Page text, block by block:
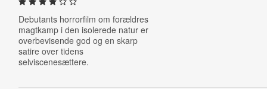
Debutants horrorfilm om forældres
magtkamp i den isolerede natur er
overbevisende god og en skarp
satire over tidens
selviscenesættere.